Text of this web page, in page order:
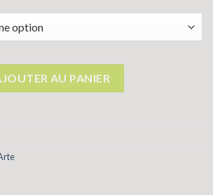
arte AU PANIER